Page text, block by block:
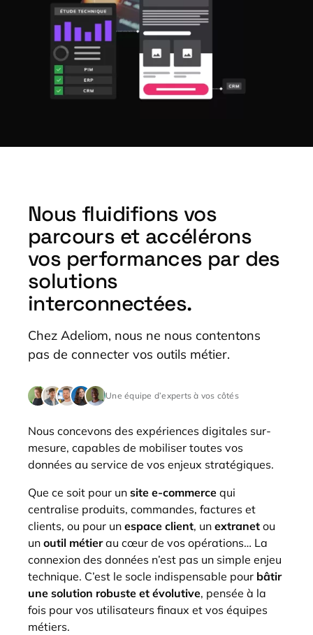
Nous fluidifions vos
parcours et accélérons
vos performances par des
solutions
interconnectées.
Chez Adeliom, nous ne nous contentons
pas de connecter vos outils métier.
Une équipe d’experts à vos côtés
Nous concevons des expériences digitales sur-
mesure, capables de mobiliser toutes vos
données au service de vos enjeux stratégiques.
Que ce soit pour un site e-commerce qui
centralise produits, commandes, factures et
clients, ou pour un espace client, un extranet ou
un outil métierau cœur de vos opérations… La
connexion des données n’est pas un simple enjeu
technique. C’est le socle indispensable pour bâtir
une solution robuste et évolutive, pensée à la
fois pour vos utilisateurs finaux et vos équipes
métiers.